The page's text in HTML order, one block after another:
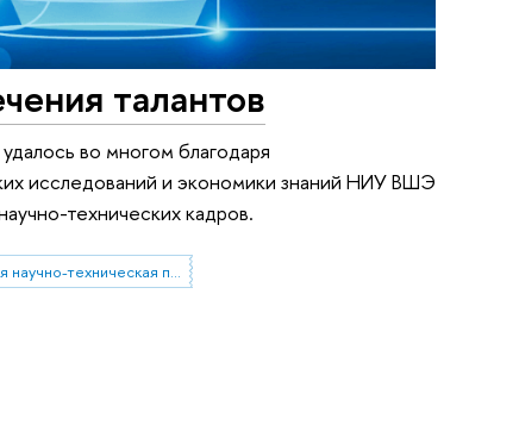
талантов
во многом благодаря
исследований и экономики знаний НИУ ВШЭ
технических кадров.
международная научно-техническая политика